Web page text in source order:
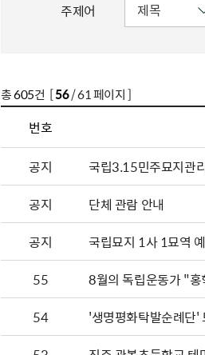
주제어
총605건 [56/ 61 페이지 ]
번호
공지
국립3.15민주묘지관
공지
단체 관람 안내
공지
국립묘지 1사 1묘역
55
8월의 독립운동가 "
54
'생명평화탁발순례단'